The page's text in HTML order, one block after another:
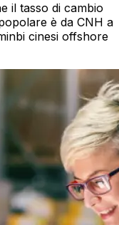
il tasso di cambio
è da CNH a
cinesi offshore